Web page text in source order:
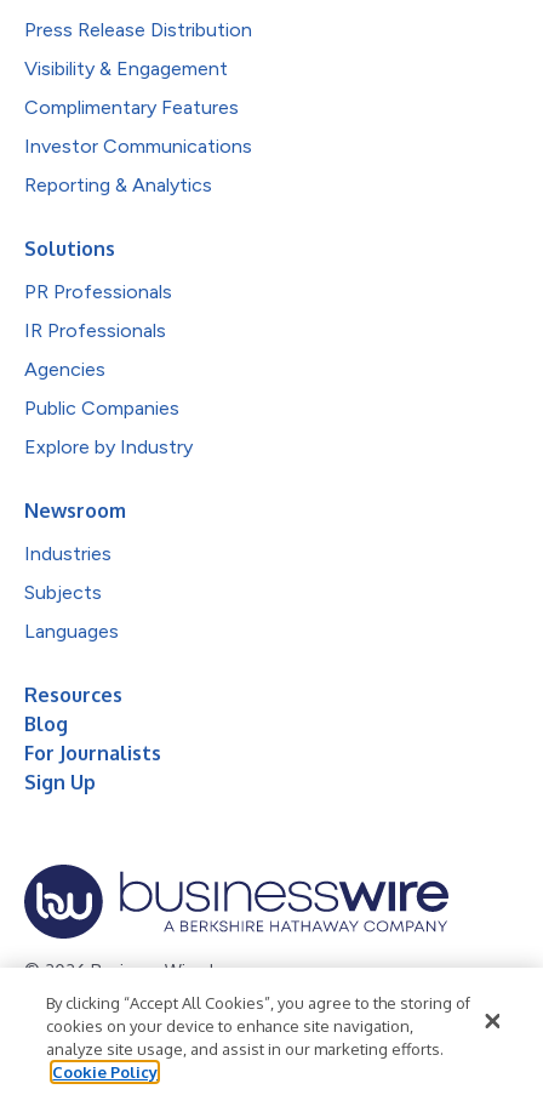
Press Release Distribution
Visibility & Engagement
Complimentary Features
Investor Communications
Reporting & Analytics
Solutions
PR Professionals
IR Professionals
Agencies
Public Companies
Explore by Industry
Newsroom
Industries
Subjects
Languages
Resources
Blog
For Journalists
Sign Up
© 2026 Business Wire, Inc.
Privacy Policy Cookie Policy
Accessibility Statement
Terms of Use
Legal
By clicking “Accept All Cookies”, you agree to the storing of
cookies on your device to enhance site navigation,
analyze site usage, and assist in our marketing efforts.
Cookie Policy